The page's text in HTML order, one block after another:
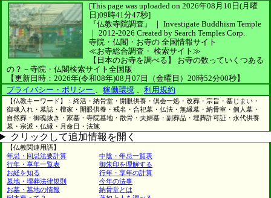
[This page was uploaded on 2026年08月10日(月曜
日)09時41分47秒]
『仏教寺院調査』 ｜ Investigate Buddhism Temple
｜ 2012-2026 Created by Search Temples Corp.
寺院・仏閣・お寺の 全国情報サイト
≪お寺総合調査・ 検索サイト≫
【日本のお寺を調べる】
お寺の数っていくつある
の？－寺院・仏閣検索サイト全国版
【更新日時：2026年(令和08年)08月07日（金曜日）20時52分00秒】
プライバシー・ポリシー
稼働環境 利用規約
【仏教キーワード】：終活・納骨堂・開眼供養・倶会一処・改葬・宗旨・墓じまい・
御魂入れ・墓誌・檀家・開眼供養・戒名・合祀墓・仏法・無縁墓・納骨室・個人墓・
自然葬・御魂抜き・家墓・寺院墓地・散骨・夫婦墓・副葬品・埋葬許可証・永代供養
墓・宗派・仏縁・月命日・法施
クリックして追加情報を開く
【仏教関連用語】
年忌・回忌法要計算
中陰・年忌一覧表
行年・享年一覧表
御朱印を理解する
お経を知る
行年・享年の計算
墓地・埋葬法律規則
今年の法事
お墓・墓地の情報
納骨堂とは